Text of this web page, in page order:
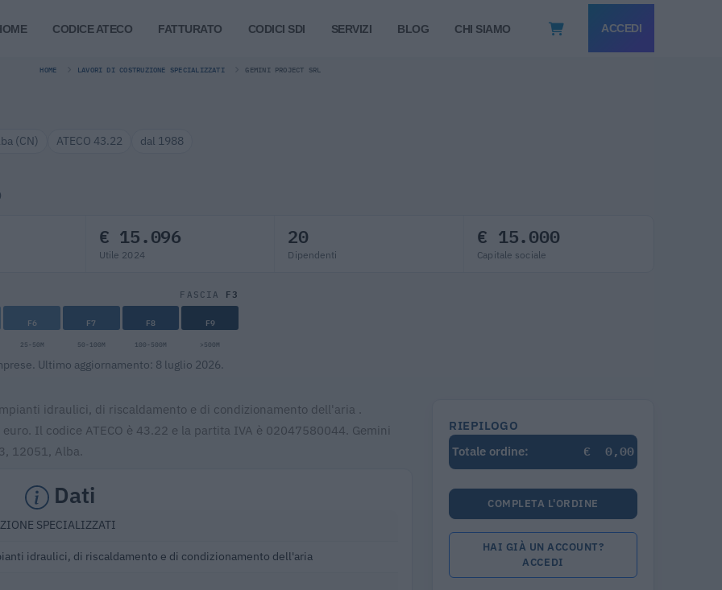
CODICE ATECO FATTURATO CODICI SDI SERVIZI BLOG CHI SIAMO ACCEDI
HOME LAVORI DI COSTRUZIONE SPECIALIZZATI GEMINI PROJECT SRL
(CN) ATECO 43.22 dal 1988
€ 15.096
Utile 2024
20
Dipendenti
€ 15.000
Capitale sociale
FASCIA F3
F6 F7 F8 F9
25-50M 50-100M 100-500M >500M
Ultimo aggiornamento: 8 luglio 2026.
idraulici, di riscaldamento e di condizionamento dell'aria .
Il codice ATECO è 43.22 e la partita IVA è 02047580044. Gemini
12051, Alba.
Dati
SPECIALIZZATI
idraulici, di riscaldamento e di condizionamento dell'aria
RIEPILOGO
Totale ordine:
€ 0,00
COMPLETA L'ORDINE
HAI GIÀ UN ACCOUNT?
ACCEDI